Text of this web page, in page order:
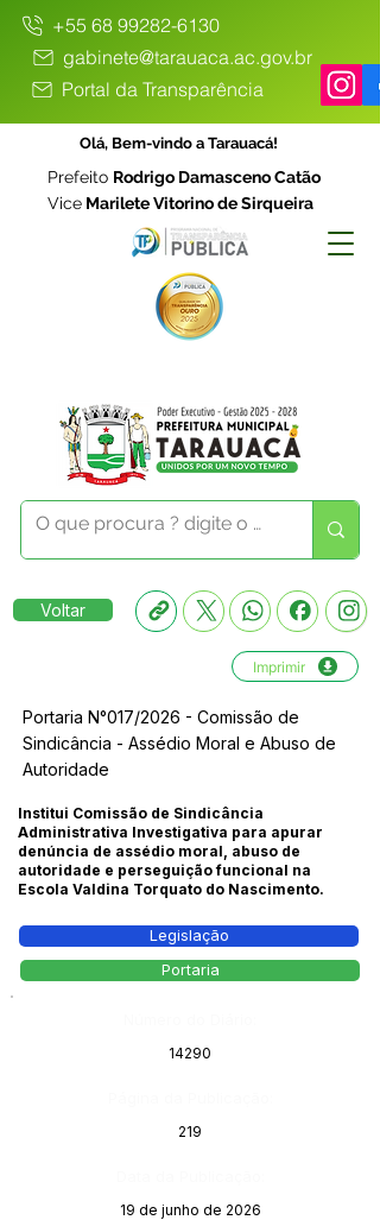
+55 68 99282-6130
gabinete@tarauaca.ac.gov.br
Portal da Transparência
Olá, Bem-vindo a Tarauacá!
Prefeito Rodrigo Damasceno Catão
Vice Marilete Vitorino de Sirqueira
Voltar
Imprimir
Portaria N°017/2026 - Comissão de
Sindicância - Assédio Moral e Abuso de
Autoridade
Institui Comissão de Sindicância
Administrativa Investigativa para apurar
denúncia de assédio moral, abuso de
autoridade e perseguição funcional na
Escola Valdina Torquato do Nascimento.
Legislação
Portaria
14290
219
19 de junho de 2026